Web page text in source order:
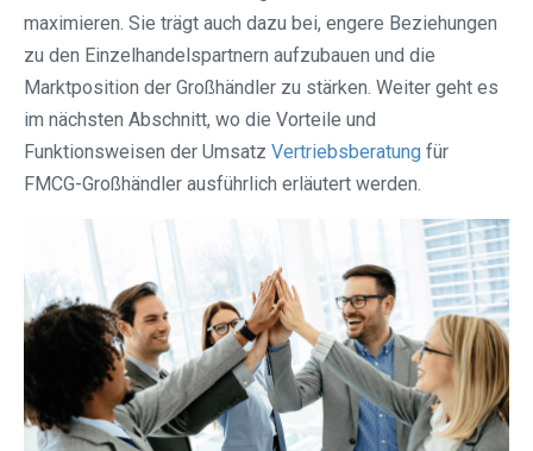
maximieren. Sie trägt auch dazu bei, engere Beziehungen
zu den Einzelhandelspartnern aufzubauen und die
Marktposition der Großhändler zu stärken. Weiter geht es
im nächsten Abschnitt, wo die Vorteile und
Funktionsweisen der Umsatz Vertriebsberatung für
FMCG-Großhändler ausführlich erläutert werden.